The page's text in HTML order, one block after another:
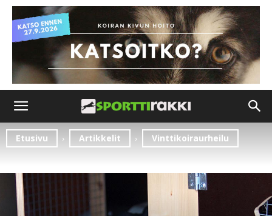
Etusivu Artikkelit Vinttikoiraurheilu